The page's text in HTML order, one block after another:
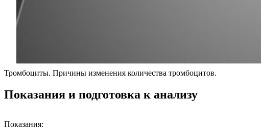
Тромбоциты. Причины изменения количества тромбоцитов.
Показания и подготовка к анализу
Показания: